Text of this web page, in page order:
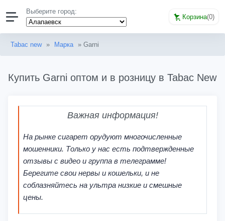
Выберите город:
Корзина(0)
Tabac new » Марка » Garni
Купить Garni оптом и в розницу в Tabac New
Важная информация!
На рынке сигарет орудуют многочисленные
мошенники. Только у нас есть подтвержденные
отзывы с видео и группа в телеграмме!
Берегите свои нервы и кошельки, и не
соблазняйтесь на ультра низкие и смешные
цены.